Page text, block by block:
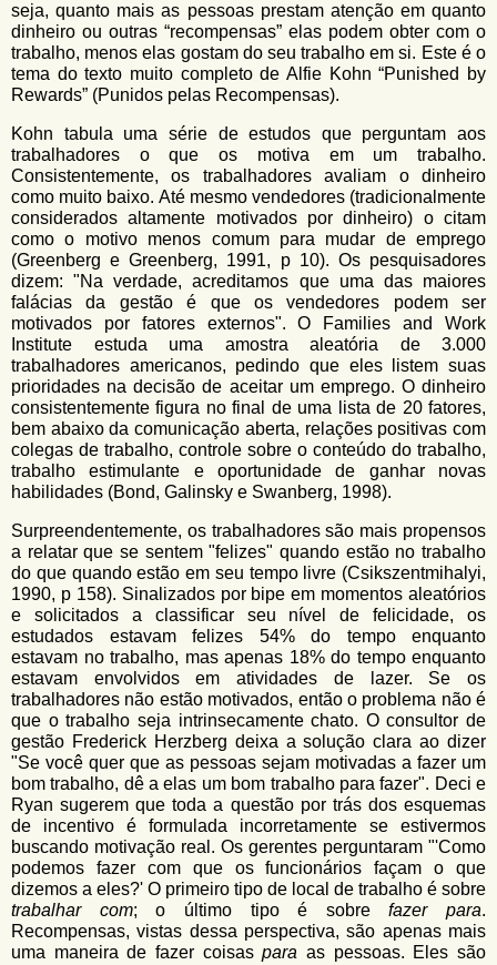
seja, quanto mais as pessoas prestam atenção em quanto
dinheiro ou outras “recompensas” elas podem obter com o
trabalho, menos elas gostam do seu trabalho em si. Este é o
tema do texto muito completo de Alfie Kohn “Punished by
Rewards” (Punidos pelas Recompensas).
Kohn tabula uma série de estudos que perguntam aos
trabalhadores o que os motiva em um trabalho.
Consistentemente, os trabalhadores avaliam o dinheiro
como muito baixo. Até mesmo vendedores (tradicionalmente
considerados altamente motivados por dinheiro) o citam
como o motivo menos comum para mudar de emprego
(Greenberg e Greenberg, 1991, p 10). Os pesquisadores
dizem: "Na verdade, acreditamos que uma das maiores
falácias da gestão é que os vendedores podem ser
motivados por fatores externos". O Families and Work
Institute estuda uma amostra aleatória de 3.000
trabalhadores americanos, pedindo que eles listem suas
prioridades na decisão de aceitar um emprego. O dinheiro
consistentemente figura no final de uma lista de 20 fatores,
bem abaixo da comunicação aberta, relações positivas com
colegas de trabalho, controle sobre o conteúdo do trabalho,
trabalho estimulante e oportunidade de ganhar novas
habilidades (Bond, Galinsky e Swanberg, 1998).
Surpreendentemente, os trabalhadores são mais propensos
a relatar que se sentem "felizes" quando estão no trabalho
do que quando estão em seu tempo livre (Csikszentmihalyi,
1990, p 158). Sinalizados por bipe em momentos aleatórios
e solicitados a classificar seu nível de felicidade, os
estudados estavam felizes 54% do tempo enquanto
estavam no trabalho, mas apenas 18% do tempo enquanto
estavam envolvidos em atividades de lazer. Se os
trabalhadores não estão motivados, então o problema não é
que o trabalho seja intrinsecamente chato. O consultor de
gestão Frederick Herzberg deixa a solução clara ao dizer
"Se você quer que as pessoas sejam motivadas a fazer um
bom trabalho, dê a elas um bom trabalho para fazer". Deci e
Ryan sugerem que toda a questão por trás dos esquemas
de incentivo é formulada incorretamente se estivermos
buscando motivação real. Os gerentes perguntaram "'Como
podemos fazer com que os funcionários façam o que
dizemos a eles?' O primeiro tipo de local de trabalho é sobre
trabalhar com; o último tipo é sobrefazer para.
Recompensas, vistas dessa perspectiva, são apenas mais
uma maneira de fazer coisaspara as pessoas. Eles são